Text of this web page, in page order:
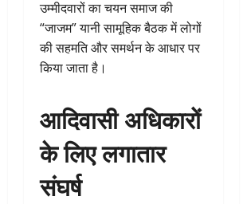
उम्मीदवारों का चयन समाज की
“जाजम” यानी सामूहिक बैठक में लोगों
की सहमति और समर्थन के आधार पर
किया जाता है।
आदिवासी अधिकारों
के लिए लगातार
संघर्ष